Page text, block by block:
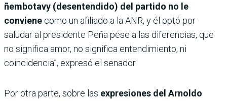
ñembotavy (desentendido) del partido no le
conviene como un afiliado a la ANR, y él optó por
saludar al presidente Peña pese a las diferencias, que
no significa amor, no significa entendimiento, ni
coincidencia”, expresó el senador.
Por otra parte, sobre las expresiones del Arnoldo